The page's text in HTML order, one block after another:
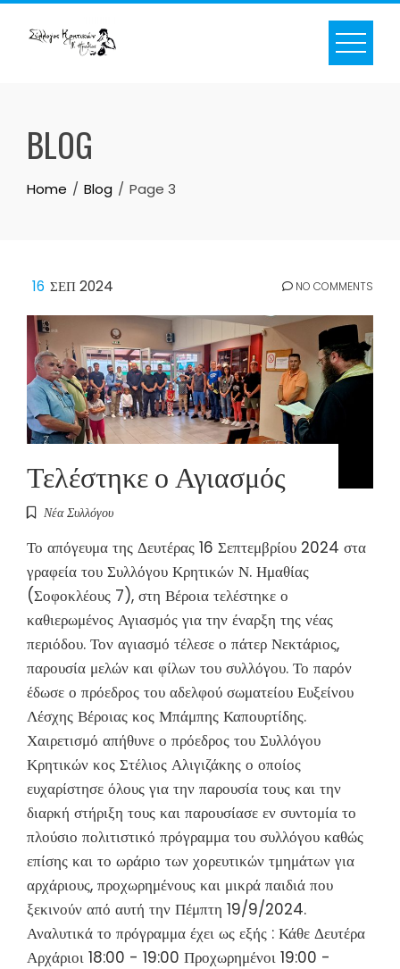
Skip
BLOG
Home Blog Page 3
16 ΣΕΠ 2024 NO COMMENTS
Τελέστηκε ο Αγιασμός
Νέα Συλλόγου
Το απόγευμα της Δευτέρας 16 Σεπτεμβρίου 2024 στα
γραφεία του Συλλόγου Κρητικών Ν. Ημαθίας
(Σοφοκλέους 7), στη Βέροια τελέστηκε ο
καθιερωμένος Αγιασμός για την έναρξη της νέας
περιόδου. Τον αγιασμό τέλεσε ο πάτερ Νεκτάριος,
παρουσία μελών και φίλων του συλλόγου. Το παρόν
έδωσε ο πρόεδρος του αδελφού σωματείου Ευξείνου
Λέσχης Βέροιας κος Μπάμπης Καπουρτίδης.
Χαιρετισμό απήθυνε ο πρόεδρος του Συλλόγου
Κρητικών κος Στέλιος Αλιγιζάκης ο οποίος
ευχαρίστησε όλους για την παρουσία τους και την
διαρκή στήριξη τους και παρουσίασε εν συντομία το
πλούσιο πολιτιστικό πρόγραμμα του συλλόγου καθώς
επίσης και το ωράριο των χορευτικών τμημάτων για
αρχάριους, προχωρημένους και μικρά παιδιά που
ξεκινούν από αυτή την Πέμπτη 19/9/2024.
Αναλυτικά το πρόγραμμα έχει ως εξής : Κάθε Δευτέρα
Αρχάριοι 18:00 - 19:00 Προχωρημένοι 19:00 -